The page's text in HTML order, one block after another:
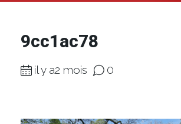
9cc1ac78
il y a2 mois 0